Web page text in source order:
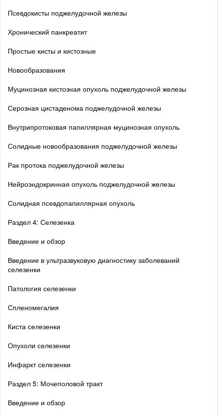
Псевдокисты поджелудочной железы
Хронический панкреатит
Простые кисты и кистозные
Новообразования
Муцинозная кистозная опухоль поджелудочной железы
Серозная цистаденома поджелудочной железы
Внутрипротоковая папиллярная муцинозная опухоль
Солидные новообразования поджелудочной железы
Рак протока поджелудочной железы
Нейроэндокринная опухоль поджелудочной железы
Солидная псевдопапиллярная опухоль
Раздел 4: Селезенка
Введение и обзор
Введение в ультразвуковую диагностику заболеваний
селезенки
Патология селезенки
Спленомегалия
Киста селезенки
Опухоли селезенки
Инфаркт селезенки
Раздел 5: Мочеполовой тракт
Введение и обзор